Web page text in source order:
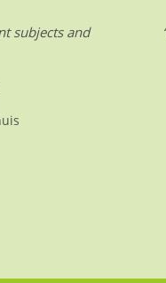
subjects and